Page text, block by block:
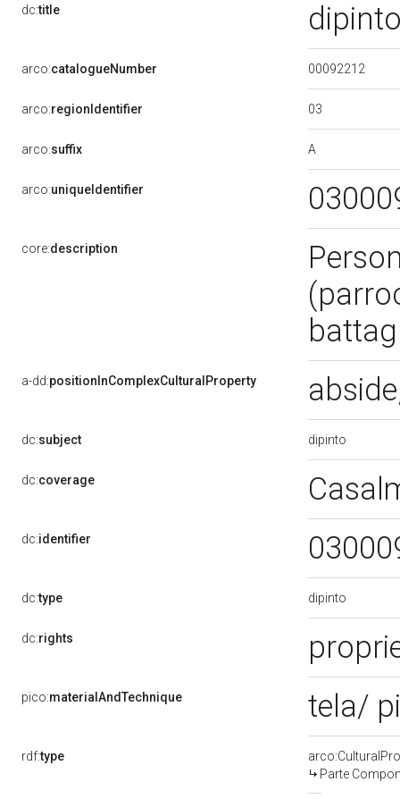
dc:title
arco:catalogueNumber 00092212
arco:regionIdentifier 03
arco:suffix A
arco:uniqueIdentifier
core:description
a-dd:positionInComplexCulturalProperty
dc:subject dipinto
dc:coverage
dc:identifier
dc:type dipinto
dc:rights
pico:materialAndTechnique tela/
rdf:type
Parte